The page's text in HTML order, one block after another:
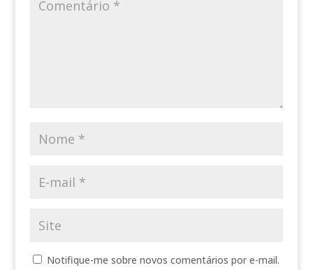
Notifique-me sobre novos comentários por e-mail.